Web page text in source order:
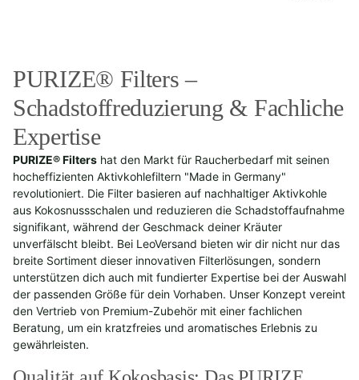
PURIZE® Filters –
Schadstoffreduzierung & Fachliche
Expertise
PURIZE® Filters hat den Markt für Raucherbedarf mit seinen
hocheffizienten Aktivkohlefiltern "Made in Germany"
revolutioniert. Die Filter basieren auf nachhaltiger Aktivkohle
aus Kokosnussschalen und reduzieren die Schadstoffaufnahme
signifikant, während der Geschmack deiner Kräuter
unverfälscht bleibt. Bei LeoVersand bieten wir dir nicht nur das
breite Sortiment dieser innovativen Filterlösungen, sondern
unterstützen dich auch mit fundierter Expertise bei der Auswahl
der passenden Größe für dein Vorhaben. Unser Konzept vereint
den Vertrieb von Premium-Zubehör mit einer fachlichen
Beratung, um ein kratzfreies und aromatisches Erlebnis zu
gewährleisten.